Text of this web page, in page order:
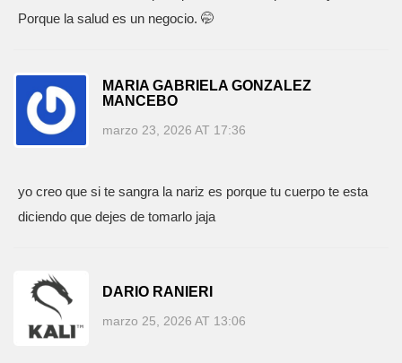
Porque la salud es un negocio. 🤭
MARIA GABRIELA GONZALEZ
MANCEBO
marzo 23, 2026 AT 17:36
yo creo que si te sangra la nariz es porque tu cuerpo te esta
diciendo que dejes de tomarlo jaja
DARIO RANIERI
marzo 25, 2026 AT 13:06